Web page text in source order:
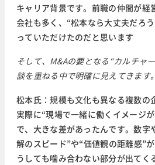
キャリア背景です。前職の仲間が経
会社も多く、“松本なら大丈夫だろ
っていただけたのだと思います
そして、M&Aの要となる“カルチャ
談を重ねる中で明確に見えてきます。
松本氏：規模も文化も異なる複数の
実際に“現場で一緒に働くイメージ
で、大きな差があったんです。数字
解のスピード”や“価値観の距離感”
うしても噛み合わない部分が出てく